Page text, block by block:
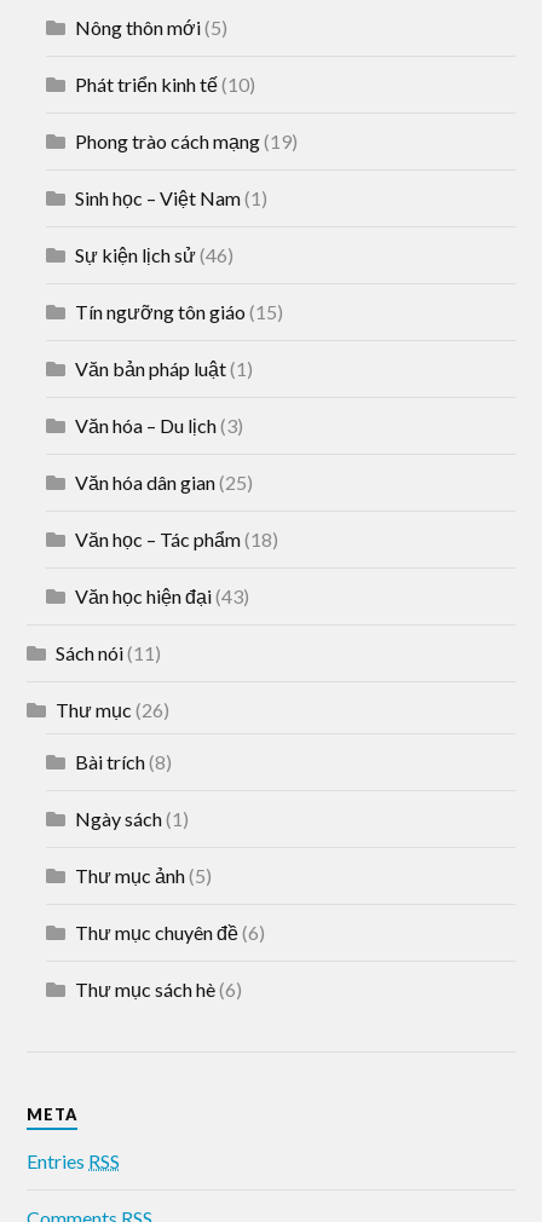
Nông thôn mới(5)
Phát triển kinh tế(10)
Phong trào cách mạng(19)
Sinh học – Việt Nam(1)
Sự kiện lịch sử(46)
Tín ngưỡng tôn giáo (15)
Văn bản pháp luật(1)
Văn hóa – Du lịch(3)
Văn hóa dân gian(25)
Văn học – Tác phẩm(18)
Văn học hiện đại(43)
Sách nói(11)
Thư mục (26)
Bài trích(8)
Ngày sách(1)
Thư mục ảnh(5)
Thư mục chuyên đề(6)
Thư mục sách hè(6)
META
Entries RSS
Comments RSS